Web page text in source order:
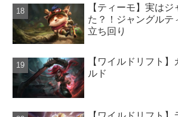
【ティーモ】実は
た？！ジャングルテ
立ち回り
【ワイルドリフト
ルド